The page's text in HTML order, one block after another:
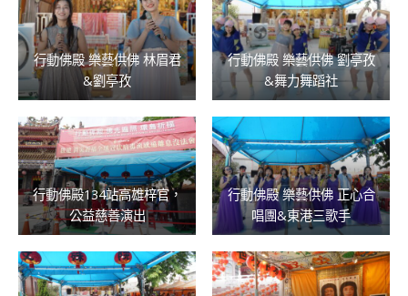
行動佛殿 樂藝供佛 林眉君
&劉亭孜
行動佛殿 樂藝供佛 劉亭孜
&舞力舞蹈社
行動佛殿134站高雄梓官，
公益慈善演出
行動佛殿 樂藝供佛 正心合
唱團&東港三歌手